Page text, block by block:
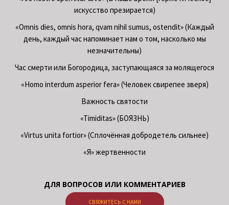
искусство презирается)
«Omnis dies, omnis hora, qvam nihil sumus, ostendit» (Каждый
день, каждый час напоминает нам о том, насколько мы
незначительны)
Час смерти или Богородица, заступающаяся за молящегося
«Homo interdum asperior fera» (Человек свирепее зверя)
Важность святости
«Timiditas» (БОЯЗНЬ)
«Virtus unita fortior» (Сплочённая добродетель сильнее)
«Я» жертвенности
ДЛЯ ВОПРОСОВ ИЛИ КОММЕНТАРИЕВ
СВЯЖИТЕСЬ С НАМИ